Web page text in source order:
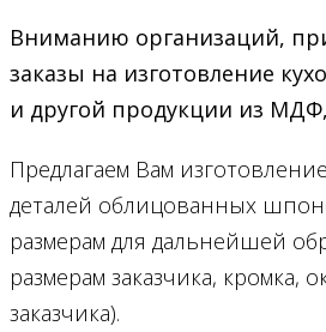
Вниманию организаций,
заказы на изготовление
и другой продукции из
Предлагаем Вам
деталей облицованных
размерам для дальнейшей
размерам заказчика, кромка,
заказчика).